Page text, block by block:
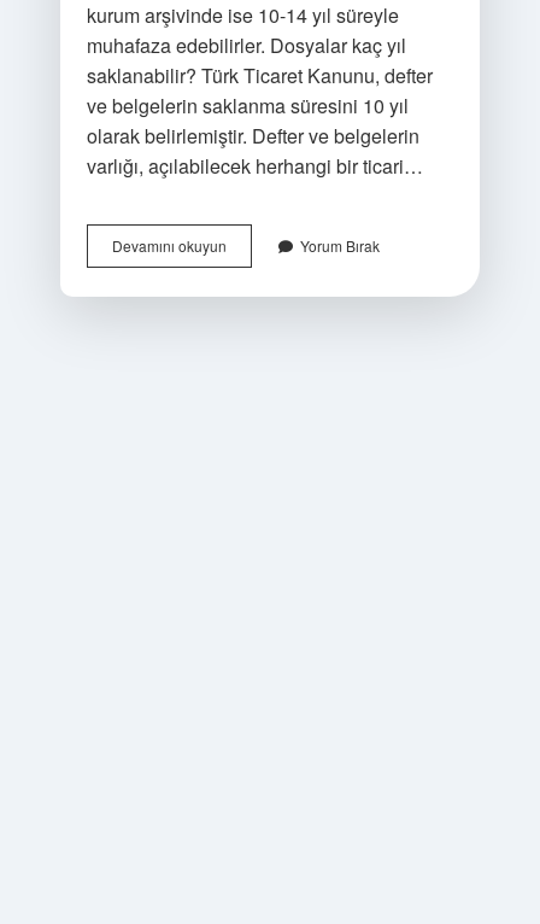
kurum arşivinde ise 10-14 yıl süreyle
muhafaza edebilirler. Dosyalar kaç yıl
saklanabilir? Türk Ticaret Kanunu, defter
ve belgelerin saklanma süresini 10 yıl
olarak belirlemiştir. Defter ve belgelerin
varlığı, açılabilecek herhangi bir ticari…
Devamını okuyunPersonel
Dosyaları
Yorum Bırak